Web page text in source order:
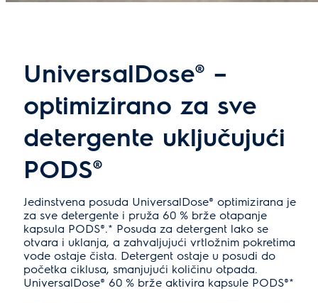
UniversalDose® –
optimizirano za sve
detergente uključujući
PODS®
Jedinstvena posuda UniversalDose® optimizirana je
za sve detergente i pruža 60 % brže otapanje
kapsula PODS®.* Posuda za detergent lako se
otvara i uklanja, a zahvaljujući vrtložnim pokretima
vode ostaje čista. Detergent ostaje u posudi do
početka ciklusa, smanjujući količinu otpada.
UniversalDose® 60 % brže aktivira kapsule PODS®*